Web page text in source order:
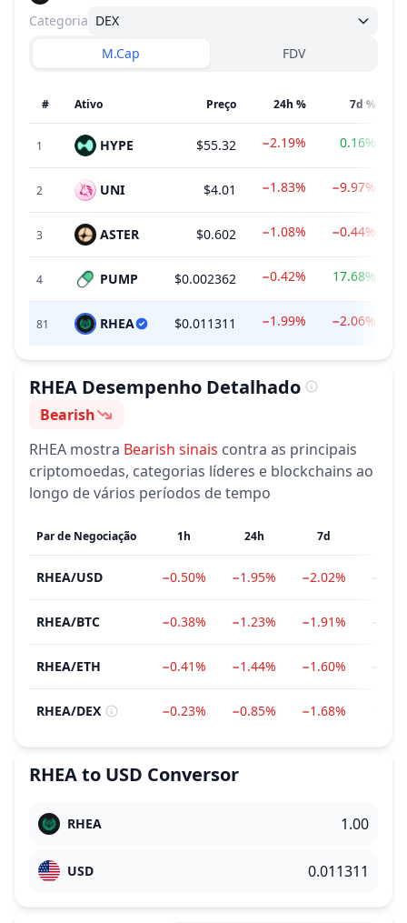
Categoria DEX
M.Cap
FDV
# Ativo Preço 24h % 7d %
1 HYPE $55.32 −2.19% 0.16%
2 UNI $4.01 −1.83% −9.97%
3 ASTER $0.602 −1.08% −0.44%
4 PUMP $0.002362 −0.42% 17.68%
81 RHEA $0.011311 −1.99% −2.06%
RHEA Desempenho Detalhado
Sentimento
Bearish
RHEA mostra Bearish sinais contra as principais
criptomoedas, categorias líderes e blockchains ao
longo de vários períodos de tempo
Par de Negociação 1h 24h 7d
RHEA/USD −0.50% −1.95% −2.02%
RHEA/BTC −0.38% −1.23% −1.91%
RHEA/ETH −0.41% −1.44% −1.60%
RHEA/DEX −0.23% −0.85% −1.68%
RHEAto USD Conversor
RHEA
USD